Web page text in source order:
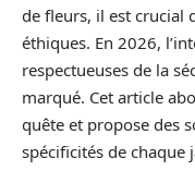
de fleurs, il est crucial
éthiques. En 2026,
respectueuses de la
marqué. Cet article
quête et propose des
spécificités de chaque